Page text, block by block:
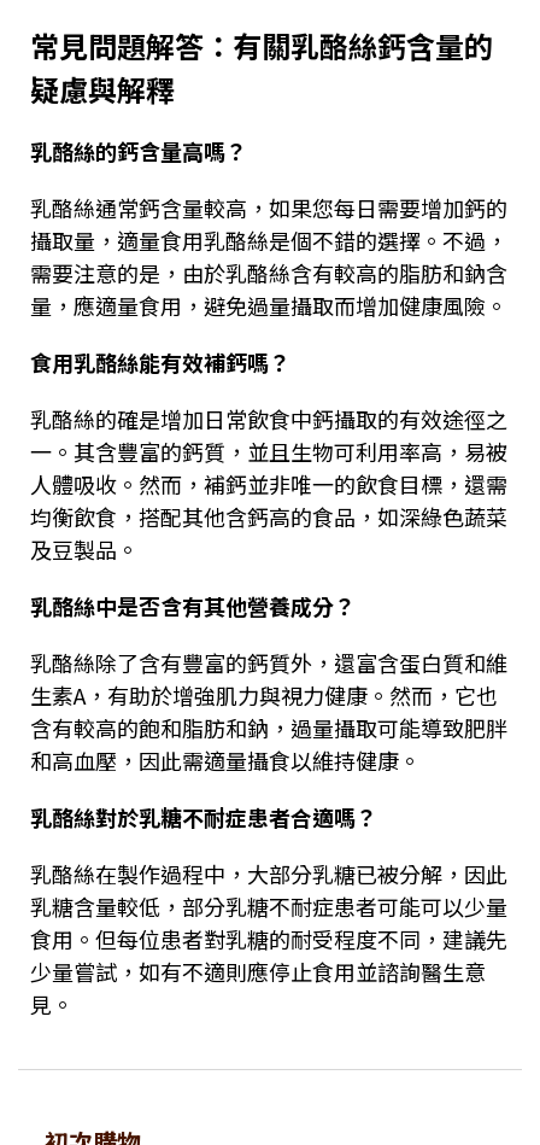
常見問題解答：有關乳酪絲鈣含量的
疑慮與解釋
乳酪絲的鈣含量高嗎？
乳酪絲通常鈣含量較高，如果您每日需要增加鈣的
攝取量，適量食用乳酪絲是個不錯的選擇。不過，
需要注意的是，由於乳酪絲含有較高的脂肪和鈉含
量，應適量食用，避免過量攝取而增加健康風險。
食用乳酪絲能有效補鈣嗎？
乳酪絲的確是增加日常飲食中鈣攝取的有效途徑之
一。其含豐富的鈣質，並且生物可利用率高，易被
人體吸收。然而，補鈣並非唯一的飲食目標，還需
均衡飲食，搭配其他含鈣高的食品，如深綠色蔬菜
及豆製品。
乳酪絲中是否含有其他營養成分？
乳酪絲除了含有豐富的鈣質外，還富含蛋白質和維
生素A ，有助於增強肌力與視力健康。然而，它也
含有較高的飽和脂肪和鈉，過量攝取可能導致肥胖
和高血壓，因此需適量攝食以維持健康。
乳酪絲對於乳糖不耐症患者合適嗎？
乳酪絲在製作過程中，大部分乳糖已被分解，因此
乳糖含量較低，部分乳糖不耐症患者可能可以少量
食用。但每位患者對乳糖的耐受程度不同，建議先
少量嘗試，如有不適則應停止食用並諮詢醫生意
見。